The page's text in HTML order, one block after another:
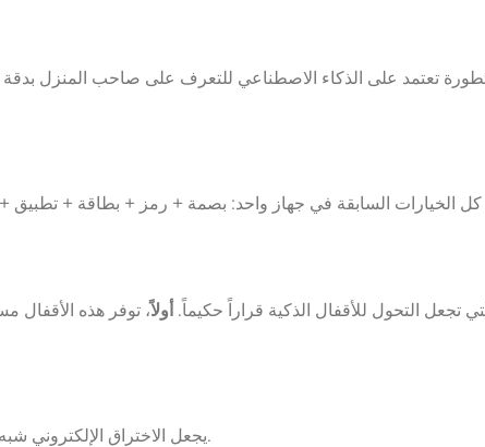
تعتمد على الذكاء الاصطناعي للتعرف على صاحب المنزل بدقة
الخيارات السابقة في جهاز واحد: بصمة + رمز + بطاقة + تطبيق
تجعل التحول للأقفال الذكية قراراً حكيماً. أولاً، توفر هذه الأقفال
تشفير عسكري المستوى AES-256 يجعل الاختراق الإلكتروني شبه مستحيل، مع منبهات تلقائية عند أي محاولة عبث.